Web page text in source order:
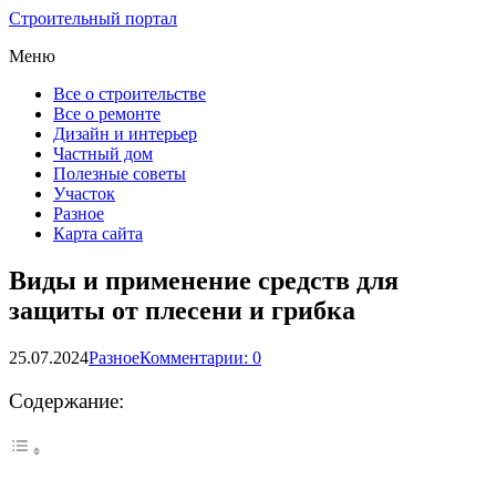
Строительный портал
Меню
Все о строительстве
Все о ремонте
Дизайн и интерьер
Частный дом
Полезные советы
Участок
Разное
Карта сайта
Виды и применение средств для
защиты от плесени и грибка
25.07.2024РазноеКомментарии: 0
Содержание: